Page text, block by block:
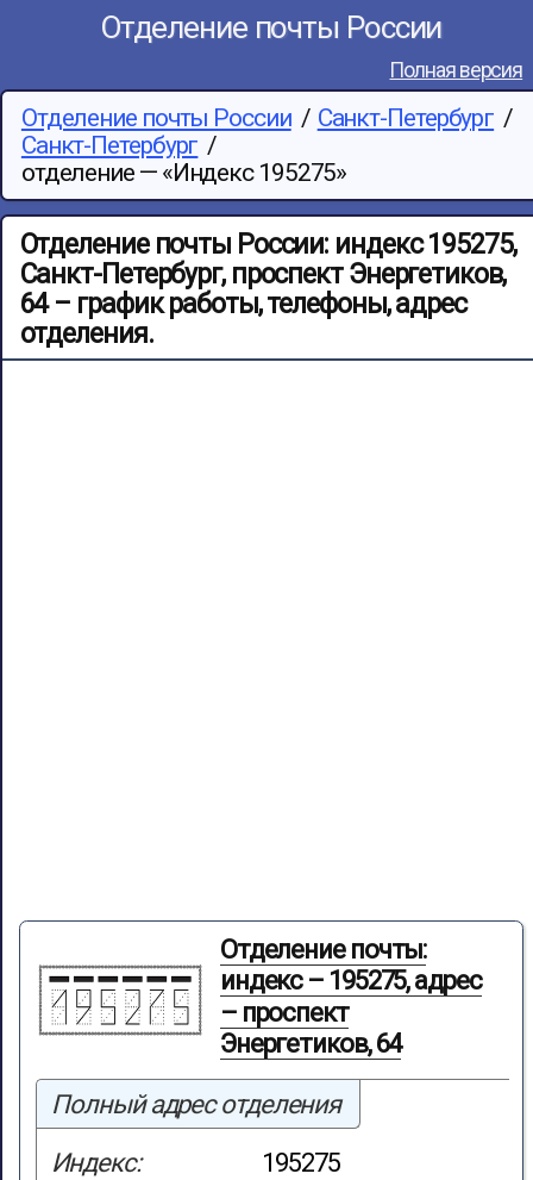
Отделение почты России
Полная версия
Отделение почты России / Санкт-Петербург /
Санкт-Петербург /
отделение — «Индекс 195275»
Отделение почты России: индекс 195275,
Санкт-Петербург, проспект Энергетиков,
64 – график работы, телефоны, адрес
отделения.
Отделение почты:
индекс – 195275, адрес
– проспект
Энергетиков, 64
Полный адрес отделения
Индекс:
195275